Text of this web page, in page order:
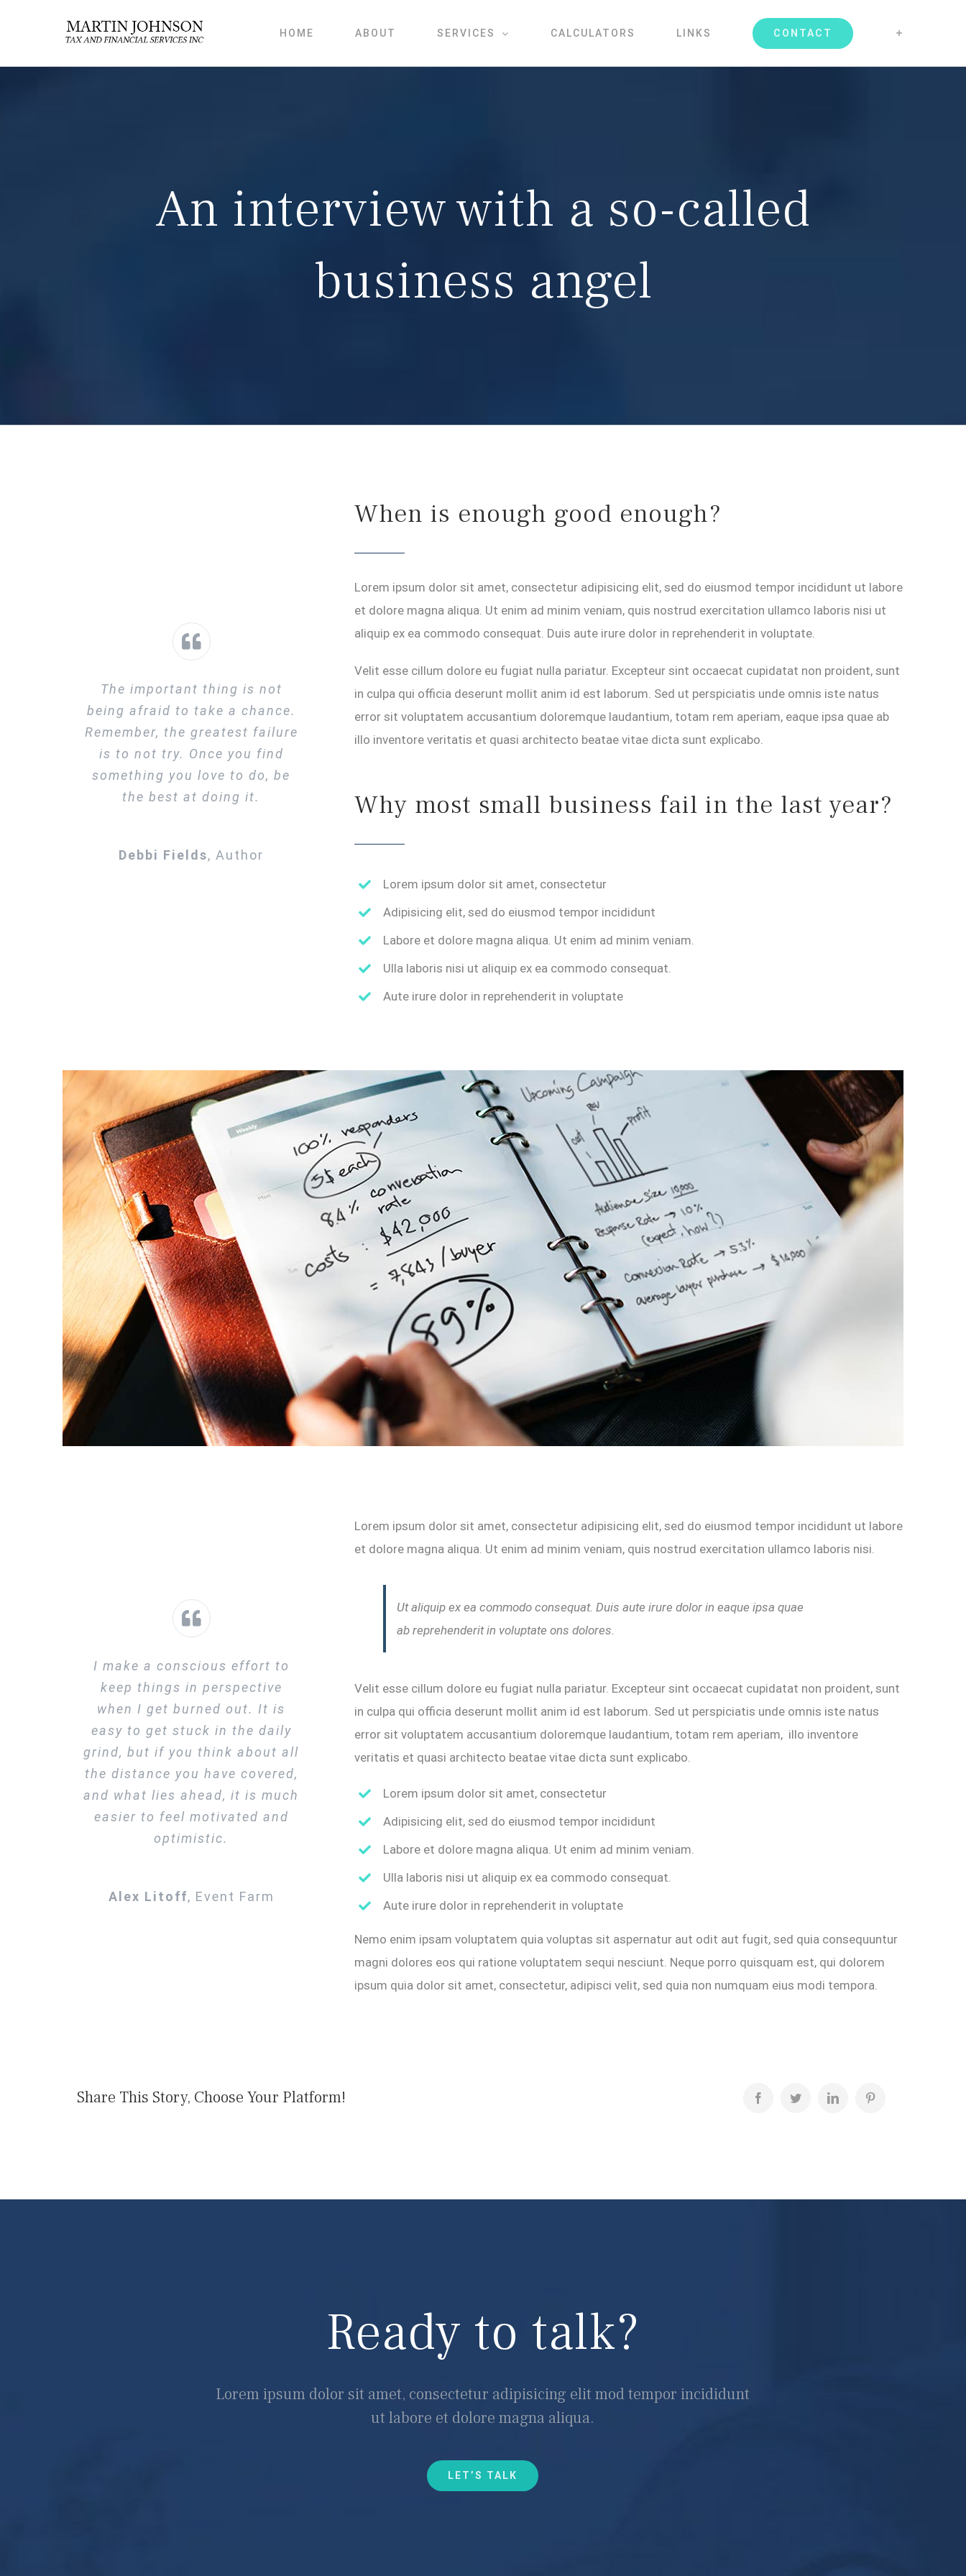
HOME ABOUT SERVICES CALCULATORS LINKS CONTACT
An interview with a so-called
business angel
The important thing is not
being afraid to take a chance.
Remember, the greatest failure
is to not try. Once you find
something you love to do, be
the best at doing it.
Debbi Fields, Author
When is enough good enough?
Lorem ipsum dolor sit amet, consectetur adipisicing elit, sed do eiusmod tempor incididunt ut labore
et dolore magna aliqua. Ut enim ad minim veniam, quis nostrud exercitation ullamco laboris nisi ut
aliquip ex ea commodo consequat. Duis aute irure dolor in reprehenderit in voluptate.
Velit esse cillum dolore eu fugiat nulla pariatur. Excepteur sint occaecat cupidatat non proident, sunt
in culpa qui officia deserunt mollit anim id est laborum. Sed ut perspiciatis unde omnis iste natus
error sit voluptatem accusantium doloremque laudantium, totam rem aperiam, eaque ipsa quae ab
illo inventore veritatis et quasi architecto beatae vitae dicta sunt explicabo.
Why most small business fail in the last year?
Lorem ipsum dolor sit amet, consectetur
Adipisicing elit, sed do eiusmod tempor incididunt
Labore et dolore magna aliqua. Ut enim ad minim veniam.
Ulla laboris nisi ut aliquip ex ea commodo consequat.
Aute irure dolor in reprehenderit in voluptate
I make a conscious effort to
keep things in perspective
when I get burned out. It is
easy to get stuck in the daily
grind, but if you think about all
the distance you have covered,
and what lies ahead, it is much
easier to feel motivated and
optimistic.
Alex Litoff, Event Farm
Lorem ipsum dolor sit amet, consectetur adipisicing elit, sed do eiusmod tempor incididunt ut labore
et dolore magna aliqua. Ut enim ad minim veniam, quis nostrud exercitation ullamco laboris nisi.
Ut aliquip ex ea commodo consequat. Duis aute irure dolor in eaque ipsa quae
ab reprehenderit in voluptate ons dolores.
Velit esse cillum dolore eu fugiat nulla pariatur. Excepteur sint occaecat cupidatat non proident, sunt
in culpa qui officia deserunt mollit anim id est laborum. Sed ut perspiciatis unde omnis iste natus
error sit voluptatem accusantium doloremque laudantium, totam rem aperiam, illo inventore
veritatis et quasi architecto beatae vitae dicta sunt explicabo.
Lorem ipsum dolor sit amet, consectetur
Adipisicing elit, sed do eiusmod tempor incididunt
Labore et dolore magna aliqua. Ut enim ad minim veniam.
Ulla laboris nisi ut aliquip ex ea commodo consequat.
Aute irure dolor in reprehenderit in voluptate
Nemo enim ipsam voluptatem quia voluptas sit aspernatur aut odit aut fugit, sed quia consequuntur
magni dolores eos qui ratione voluptatem sequi nesciunt. Neque porro quisquam est, qui dolorem
ipsum quia dolor sit amet, consectetur, adipisci velit, sed quia non numquam eius modi tempora.
Share This Story, Choose Your Platform!
Ready to talk?
Lorem ipsum dolor sit amet, consectetur adipisicing elit mod tempor incididunt
ut labore et dolore magna aliqua.
LET’S TALK